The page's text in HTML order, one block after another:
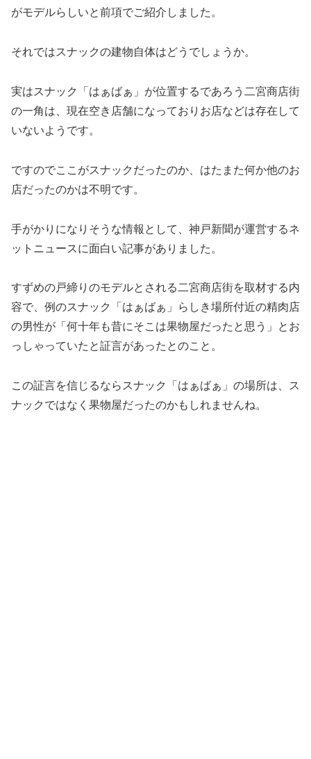
がモデルらしいと前項でご紹介しました。
それではスナックの建物自体はどうでしょうか。
実はスナック「はぁばぁ」が位置するであろう二宮商店街
の一角は、現在空き店舗になっておりお店などは存在して
いないようです。
ですのでここがスナックだったのか、はたまた何か他のお
店だったのかは不明です。
手がかりになりそうな情報として、神戸新聞が運営するネ
ットニュースに面白い記事がありました。
すずめの戸締りのモデルとされる二宮商店街を取材する内
容で、例のスナック「はぁばぁ」らしき場所付近の精肉店
の男性が「何十年も昔にそこは果物屋だったと思う」とお
っしゃっていたと証言があったとのこと。
この証言を信じるならスナック「はぁばぁ」の場所は、ス
ナックではなく果物屋だったのかもしれませんね。